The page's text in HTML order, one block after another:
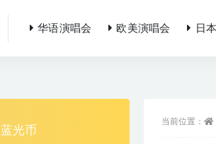
华语演唱会 欧美演唱会 日
当前位置：
蓝光币